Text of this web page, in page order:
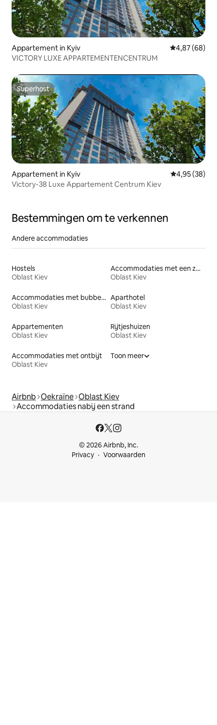
Appartement in Kyiv Gemiddelde
4,87 (68)
VICTORY LUXE APPARTEMENTENCENTRUM
Superhost
Superhost
Appartement in Kyiv Gemiddelde
4,95 (38)
Victory-38 Luxe Appartement Centrum Kiev
Bestemmingen om te verkennen
Andere accommodaties
Hostels
Oblast Kiev
Accommodaties met een zwembad
Oblast Kiev
Accommodaties met bubbelbad
Oblast Kiev
Aparthotel
Oblast Kiev
Appartementen
Oblast Kiev
Rijtjeshuizen
Oblast Kiev
Accommodaties met ontbijt
Oblast Kiev
Toon meer
Airbnb Oekraïne Oblast Kiev
Accommodaties nabij een strand
© 2026 Airbnb, Inc.
Privacy
Voorwaarden